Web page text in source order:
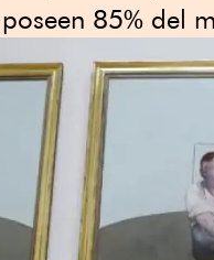
85% del